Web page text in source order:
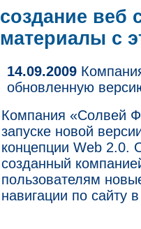
создание веб
материалы с
14.09.2009
обновленную
Компания «Солвей
запуске новой
концепции Web 2.0.
созданный
пользователям
навигации по сайту